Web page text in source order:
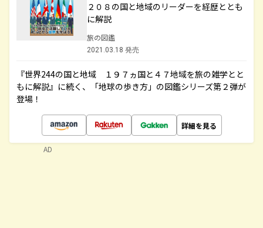
２０８の国と地域のリーダーを経歴ととも
に解説
旅の図鑑
2021.03.18 発売
『世界244の国と地域 １９７ヵ国と４７地域を旅の雑学とと
もに解説』に続く、「地球の歩き方」の図鑑シリーズ第２弾が
登場！
詳細を見る
AD